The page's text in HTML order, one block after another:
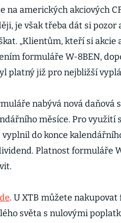
na amerických akciových
je však třeba dát si pozor
„Klientům, kteří si
formuláře W-8BEN,
platný již pro nejbližší
nabývá nová daňová
měsíce. Pro využití
do konce
Platnost formuláře
. U XTB můžete nakupovat
světa s nulovými